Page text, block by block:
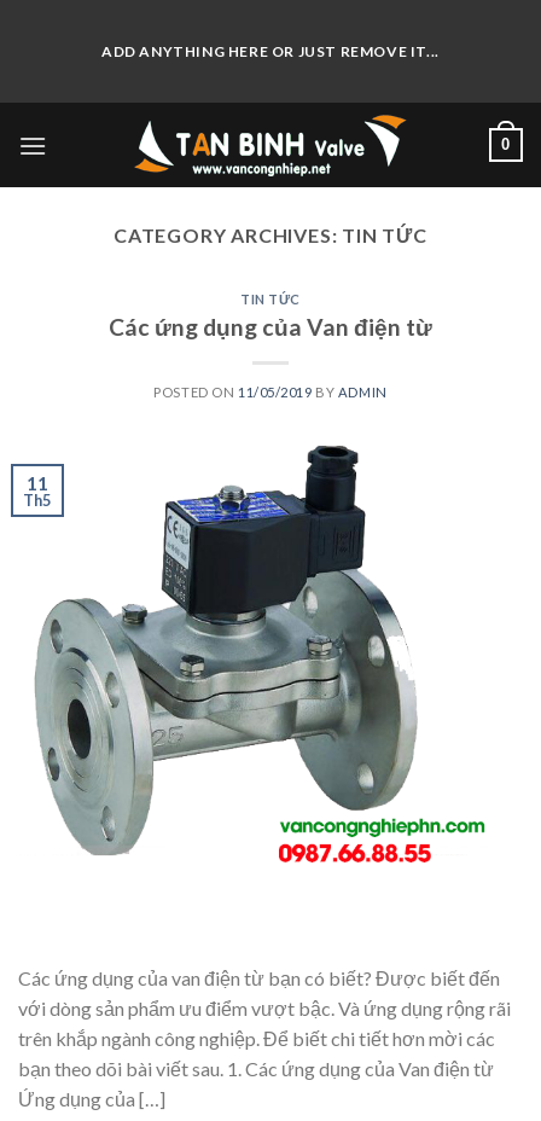
ADD ANYTHING HERE OR JUST REMOVE IT...
0
CATEGORY ARCHIVES: TIN TỨC
TIN TỨC
Các ứng dụng của Van điện từ
POSTED ON 11/05/2019 BY ADMIN
11
Th5
Các ứng dụng của van điện từ bạn có biết? Được biết đến
với dòng sản phẩm ưu điểm vượt bậc. Và ứng dụng rộng rãi
trên khắp ngành công nghiệp. Để biết chi tiết hơn mời các
bạn theo dõi bài viết sau. 1. Các ứng dụng của Van điện từ
Ứng dụng của […]